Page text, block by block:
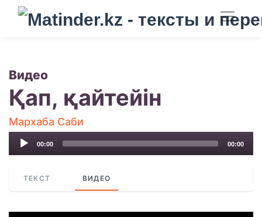
Видео
Қап, қайтейін
Мархаба Саби
Audio
00:00 00:00
ТЕКСТ ВИДЕО